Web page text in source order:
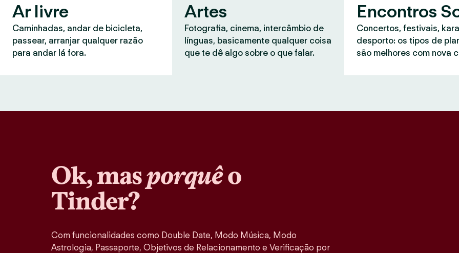
Ar livre
Caminhadas, andar de bicicleta,
passear, arranjar qualquer razão
para andar lá fora.
Artes
Fotografia, cinema, intercâmbio de
línguas, basicamente qualquer coisa
que te dê algo sobre o que falar.
Encontros
Concertos, festivais,
desporto: os tipos de
são melhores com nova
Ok, masporquêo
Tinder?
Com funcionalidades como Double Date, Modo Música, Modo
Astrologia, Passaporte, Objetivos de Relacionamento e Verificação por